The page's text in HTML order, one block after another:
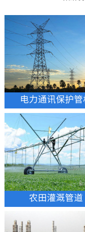
电力通讯保护管
农田灌溉管道